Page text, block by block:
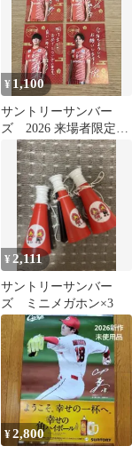
¥ 1,100
サントリーサンバー
ズ 2026 来場者限定年
賀状 4枚 小野寺選手
ほか
¥ 2,111
サントリーサンバー
ズ ミニメガホン×3
¥2,800